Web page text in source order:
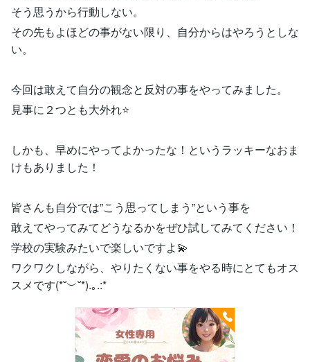
そう思うから行動しない。
その先もよほどの事がない限り、自分からはやろうとしな
い。
今回は敢えて自分の観念と反対の事をやってみました。
見事に２つとも大外れ⭐️
しかも、早めにやってよかったな！というラッキーなおま
けもありました！
皆さんも自分では”こう思ってしまう”という事を
敢えてやってみてどうなるかをぜひ試してみてください！
学校の実験みたいで楽しいですよ💫
ワクワクしながら、やりたくない事をやる時にとてもオス
スメです(*˘︶˘*).｡.:*